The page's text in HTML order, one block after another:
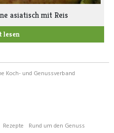
asiatisch mit Reis
lesen
Koch- und Genussverband
Rezepte
Rund um den Genuss